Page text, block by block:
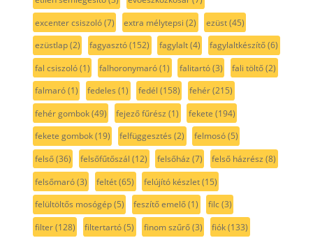
excenter csiszoló(7) extra mélytepsi (2) ezüst(45)
ezüstlap(2) fagyasztó(152) fagylalt(4) fagylaltkészítő(6)
fal csiszoló(1) falhoronymaró(1) falitartó(3) fali töltő(2)
falmaró(1) fedeles (1) fedél (158) fehér(215)
fehér gombok(49) fejező fűrész (1) fekete (194)
fekete gombok(19) felfüggesztés (2) felmosó(5)
felső(36) felsőfűtőszál (12) felsőház (7) felső házrész (8)
felsőmaró(3) feltét(65) felújító készlet(15)
felültöltős mosógép(5) feszítő emelő(1) filc(3)
filter(128) filtertartó(5) finom szűrő(3) fiók(133)